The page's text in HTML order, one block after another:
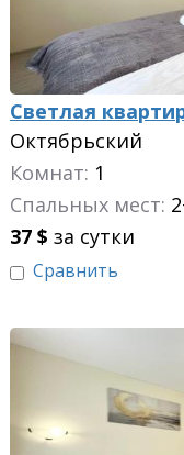
Светлая
Октябрьский
Комнат: 1
Спальных мест:
37 $ за сутки
Сравнить